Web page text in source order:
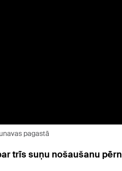
pagastā
trīs suņu nošaušanu